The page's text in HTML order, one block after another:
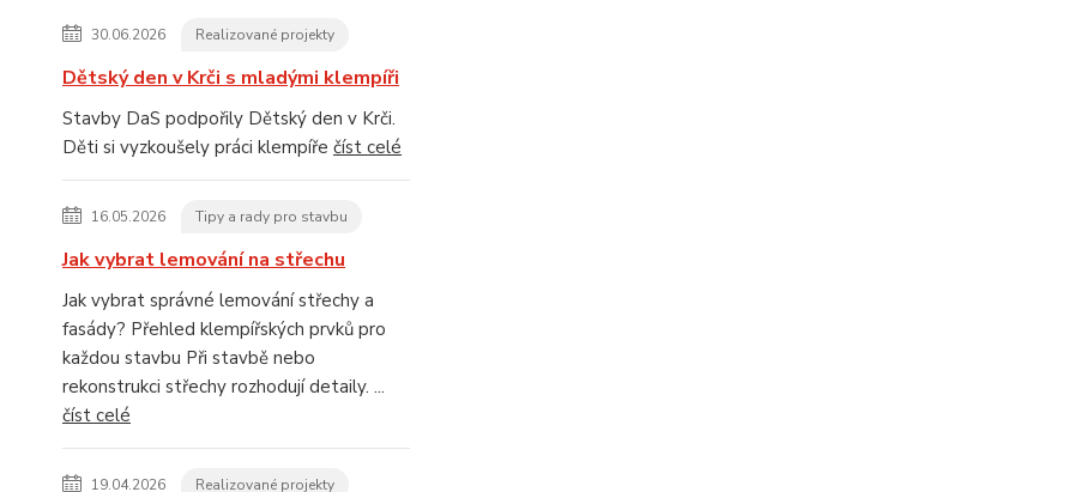
30.06.2026 Realizované projekty
Dětský den v Krči s mladými klempíři
Stavby DaS podpořily Dětský den v Krči.
Děti si vyzkoušely práci klempíře číst celé
16.05.2026 Tipy a rady pro stavbu
Jak vybrat lemování na střechu
Jak vybrat správné lemování střechy a
fasády? Přehled klempířských prvků pro
každou stavbu Při stavbě nebo
rekonstrukci střechy rozhodují detaily. ...
číst celé
19.04.2026 Realizované projekty